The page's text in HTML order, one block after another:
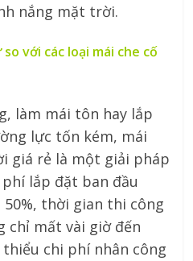
nắng mặt trời.
với các loại mái che cố
làm mái tôn hay lắp
lực tốn kém, mái
giá rẻ là một giải pháp
lắp đặt ban đầu
thời gian thi công
chỉ mất vài giờ đến
chi phí nhân công